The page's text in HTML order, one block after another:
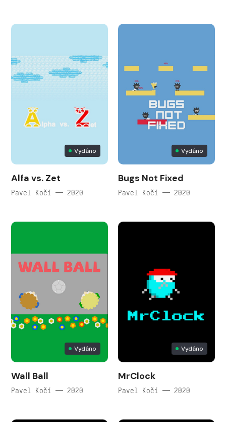
Vydáno
Alfa vs. Zet
Pavel Kočí — 2020
Vydáno
Bugs Not Fixed
Pavel Kočí — 2020
Vydáno
Wall Ball
Pavel Kočí — 2020
Vydáno
MrClock
Pavel Kočí — 2020